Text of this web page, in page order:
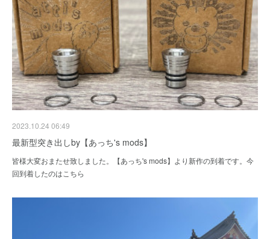
2023.10.24 06:49
最新型突き出しby【あっち's mods】
皆様大変おまたせ致しました。【あっち's mods】より新作の到着です。今
回到着したのはこちら